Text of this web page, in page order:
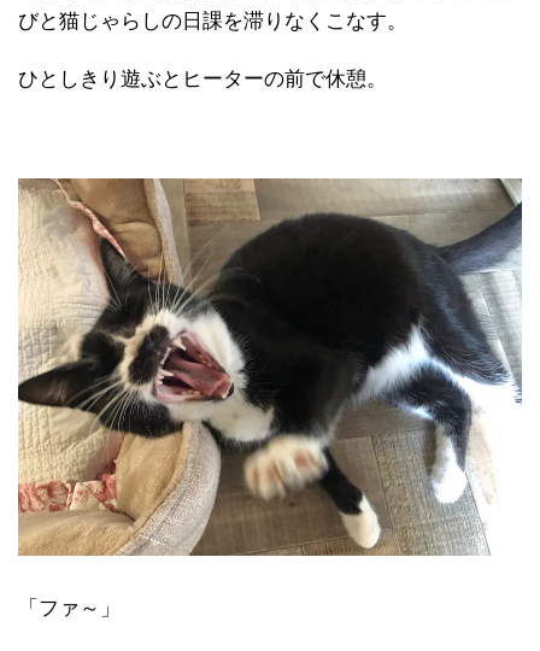
びと猫じゃらしの日課を滞りなくこなす。
ひとしきり遊ぶとヒーターの前で休憩。
「ファ～」